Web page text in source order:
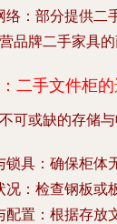
络 ：部分提供二
品牌二手家具
二手文件柜
可或缺的存储
锁具 ：确保柜体
况 ：检查钢板或
配置 ：根据存